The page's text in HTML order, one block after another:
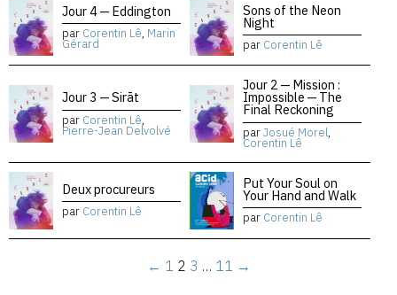
Jour 4 — Eddington
par Corentin Lê, Marin
Gérard
Sons of the Neon
Night
par Corentin Lê
Jour 3 — Sirāt
par Corentin Lê,
Pierre-Jean Delvolvé
Jour 2 — Mission :
Impossible — The
Final Reckoning
parJosué Morel,
Corentin Lê
Deux procureurs
par Corentin Lê
Put Your Soul on
Your Hand and Walk
par Corentin Lê
← 1 2 3 … 11 →